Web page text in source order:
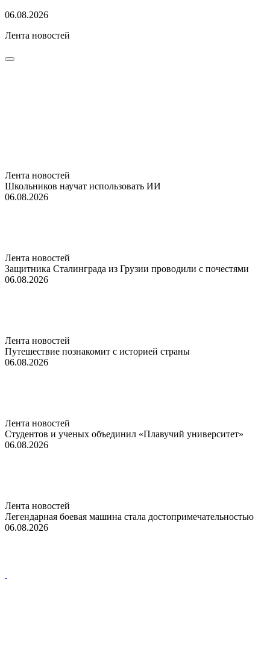
06.08.2026
Лента новостей
Лента новостей
Школьников научат использовать ИИ
06.08.2026
Лента новостей
Защитника Сталинграда из Грузии проводили с почестями
06.08.2026
Лента новостей
Путешествие познакомит с историей страны
06.08.2026
Лента новостей
Студентов и ученых объединил «Плавучий университет»
06.08.2026
Лента новостей
Легендарная боевая машина стала достопримечательностью
06.08.2026